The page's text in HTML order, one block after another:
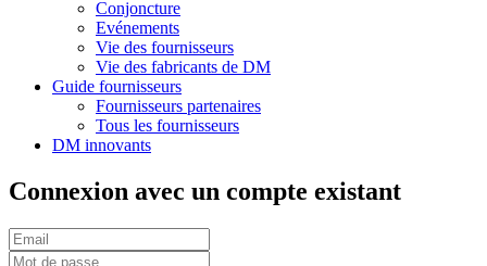
Conjoncture
Evénements
Vie des fournisseurs
Vie des fabricants de DM
Guide fournisseurs
Fournisseurs partenaires
Tous les fournisseurs
DM innovants
Connexion avec un compte existant